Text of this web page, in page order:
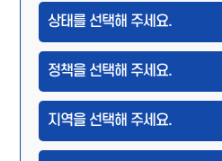
상태를 선택해 주세요.
정책을 선택해 주세요.
지역을 선택해 주세요.